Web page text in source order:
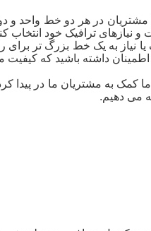
در هر دو خط واحد و
نیازهای ترافیک خود انتخاب
یا نیاز به یک خط بزرگ تر
داشته باشید که
کمک به مشتریان ما در پیدا
می دهیم.